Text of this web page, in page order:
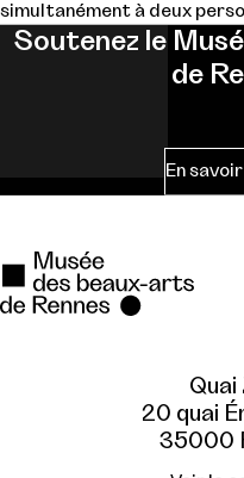
simultanément à deux
Soutenez le
de
En
Quai
20 quai
35000